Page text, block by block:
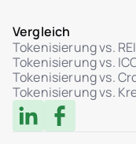
Vergleich
Tokenisierung vs.
Tokenisierung vs.
Tokenisierung vs.
Tokenisierung vs.